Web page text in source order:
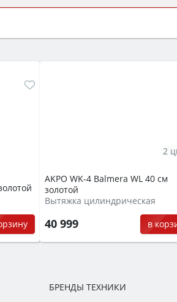
(конвекция, гриль,
AKPO WK-4 Balmera WL 40 см
золотой
Вытяжка цилиндрическая
40 999 в
2
БРЕНДЫ ТЕХНИКИ